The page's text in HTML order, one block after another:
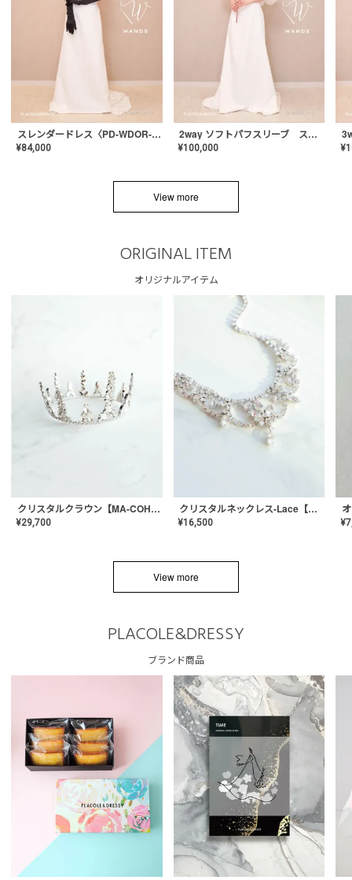
スレンダードレス〈PD-WDOR-2110〉
¥84,000
2way ソフトパフスリーブ スレンダードレス〈PD-WDOR-2112〉
¥100,000 ¥
View more
ORIGINAL ITEM
オリジナルアイテム
クリスタルクラウン【MA-COHD-01】韓国風クラウン/ウェディングクラウン/ティアラ
¥29,700
クリスタルネックレス-Lace【MA-CONL-02】
¥16,500 ¥
View more
PLACOLE&DRESSY
ブランド商品